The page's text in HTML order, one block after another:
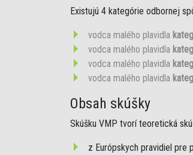
Existujú 4 kategórie odbornej
vodca malého plavidla
vodca malého plavidla
vodca malého plavidla
vodca malého plavidla
Obsah skúšky
Skúšku VMP tvorí teoretická
z Európskych pravidiel pre